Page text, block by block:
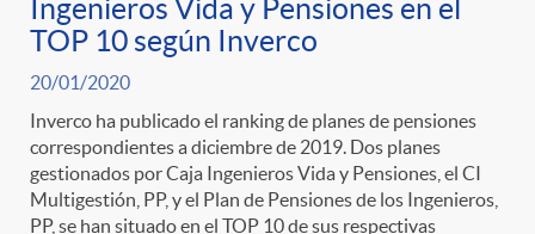
a
S
a
p
o
r
n
i
d
c
a
d
Ingenieros Vida y Pensiones en el
TOP 10 según Inverco
20/01/2020
Inverco ha publicado el ranking de planes de pensiones
correspondientes a diciembre de 2019. Dos planes
gestionados por Caja Ingenieros Vida y Pensiones, el CI
Multigestión, PP, y el Plan de Pensiones de los Ingenieros,
PP, se han situado en el TOP 10 de sus respectivas